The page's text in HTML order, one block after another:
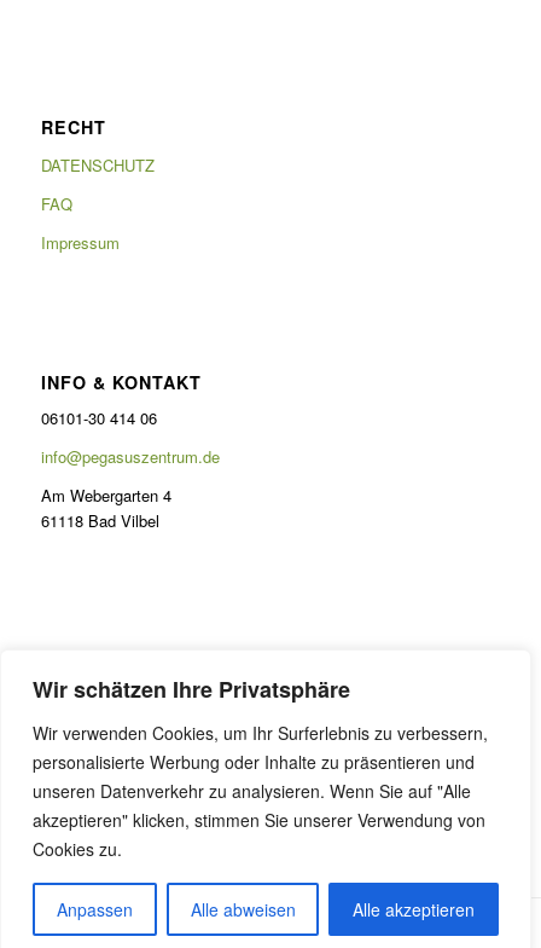
Wir schätzen Ihre Privatsphäre
Wir verwenden Cookies, um Ihr Surferlebnis zu verbessern,
personalisierte Werbung oder Inhalte zu präsentieren und
unseren Datenverkehr zu analysieren. Wenn Sie auf "Alle
akzeptieren" klicken, stimmen Sie unserer Verwendung von
Cookies zu.
Anpassen Alle abweisen Alle akzeptieren
RECHT
DATENSCHUTZ
FAQ
Impressum
INFO & KONTAKT
06101-30 414 06
info@pegasuszentrum.de
Am Webergarten 4
61118 Bad Vilbel
Lernen im Odenwald
FAQ Präsenzunterricht
Online Coaching
Alle Preise inkl. der gesetzlichen MwSt.